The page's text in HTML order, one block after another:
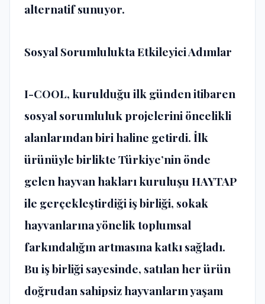
alternatif sunuyor.
Sosyal Sorumlulukta Etkileyici Adımlar
I-COOL, kurulduğu ilk günden itibaren
sosyal sorumluluk projelerini öncelikli
alanlarından biri haline getirdi. İlk
ürünüyle birlikte Türkiye’nin önde
gelen hayvan hakları kuruluşu HAYTAP
ile gerçekleştirdiği iş birliği, sokak
hayvanlarına yönelik toplumsal
farkındalığın artmasına katkı sağladı.
Bu iş birliği sayesinde, satılan her ürün
doğrudan sahipsiz hayvanların yaşam